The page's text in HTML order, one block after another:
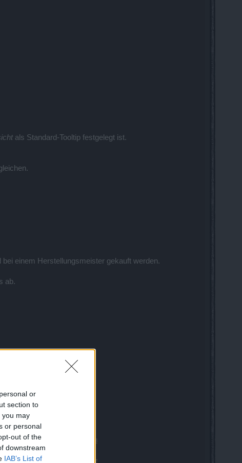
or
section to
you may
or personal
out of the
downstream
IAB’s List of
als Standard-Tooltip festgelegt ist.
bei einem Herstellungsmeister gekauft werden.
ab.